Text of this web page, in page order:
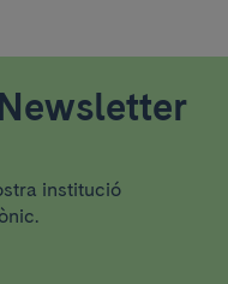
institució